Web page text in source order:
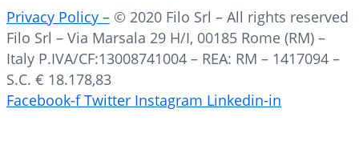
Privacy Policy – © 2020 Filo Srl – All rights reserved
Filo Srl – Via Marsala 29 H/I, 00185 Rome (RM) –
Italy P.IVA/CF:13008741004 – REA: RM – 1417094 –
S.C. € 18.178,83
Facebook-f Twitter Instagram Linkedin-in